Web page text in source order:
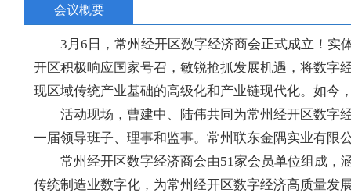
会议概要
3月6日，常州经开区数字经济商会正式成立！实
开区积极响应国家号召，敏锐抢抓发展机遇，将数字
现区域传统产业基础的高级化和产业链现代化。如今
活动现场，曹建中、陆伟共同为常州经开区数字
一届领导班子、理事和监事。常州联东金隅实业有限
常州经开区数字经济商会由51家会员单位组成，
传统制造业数字化，为常州经开区数字经济高质量发